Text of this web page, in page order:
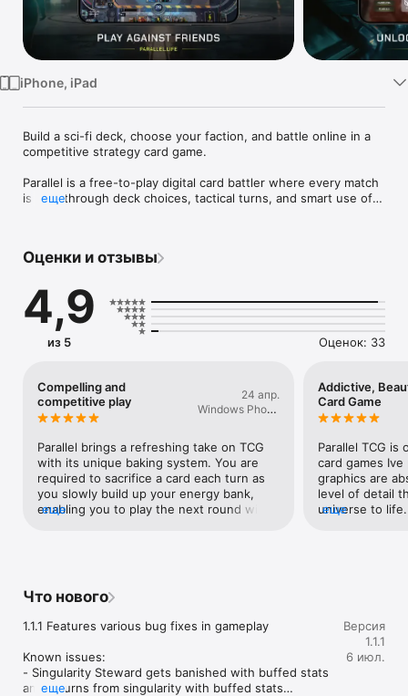
Watch
iPhone, iPad
Build a sci-fi deck, choose your faction, and battle online in a
competitive strategy card game.
Parallel is a free-to-play digital card battler where every match
is won through deck choices, tactical turns, and smart use of
• Strategic 1v1 online card battles
• Build 40-card decks around distinct sci-fi factions
• Play Units, Effects, Relics, and Upgrades
• Manage Energy, attacks, blocks, and battlefield timing
• Draft Mode, ranked competition, and new card expansions
Choose your faction. Build your deck. Win the battle.
еще
Оценки и отзывы
4,9
из 5 Оценок: 33
Compelling and
competitive play
24 апр.
Windows Phone
Parallel brings a refreshing take on TCG
with its unique baking system. You are
required to sacrifice a card each turn as
you slowly build up your energy bank,
enabling you to play the next round with
targeting cards of varying abilities and
will love parallel!
еще
Addictive,
Card Game
Parallel TCG
card games
graphics are
level of detail
universe to
еще
Что нового
1.1.1 Features various bug fixes in gameplay
Known issues:
- Singularity Steward gets banished with buffed stats
and returns from singularity with buffed stats
еще
Версия
1.1.1
6 июл.